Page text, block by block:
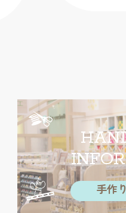
手作